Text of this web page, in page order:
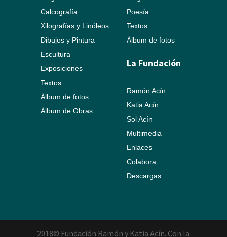
Calcografía
Xilografías y Linóleos
Dibujos y Pintura
Escultura
Exposiciones
Textos
Álbum de fotos
Álbum de Obras
Poesía
Textos
Álbum de fotos
La Fundación
Ramón Acín
Katia Acín
Sol Acín
Multimedia
Enlaces
Colabora
Descargas
2018© Fundación Ramón y Katia Acín. Con la